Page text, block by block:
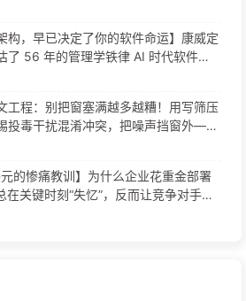
构，早已决定了你的软件命运】康威定
56 年的管理学铁律 AI 时代软件工
学AI171
工程：别把窗塞满越多越糟！用写筛压
投毒干扰混淆冲突，把噪声挡窗外——
元的惨痛教训】为什么企业花重金部署
在关键时刻“失忆”，反而让竞争对手实
升？——慢慢学AI169